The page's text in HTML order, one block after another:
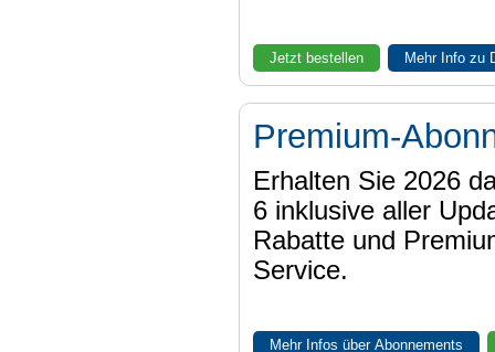
Jetzt bestellen Mehr Info zu
Premium-
Erhalten Sie 2026
6 inklusive aller
Rabatte und
Service.
Mehr Infos über Abonnements